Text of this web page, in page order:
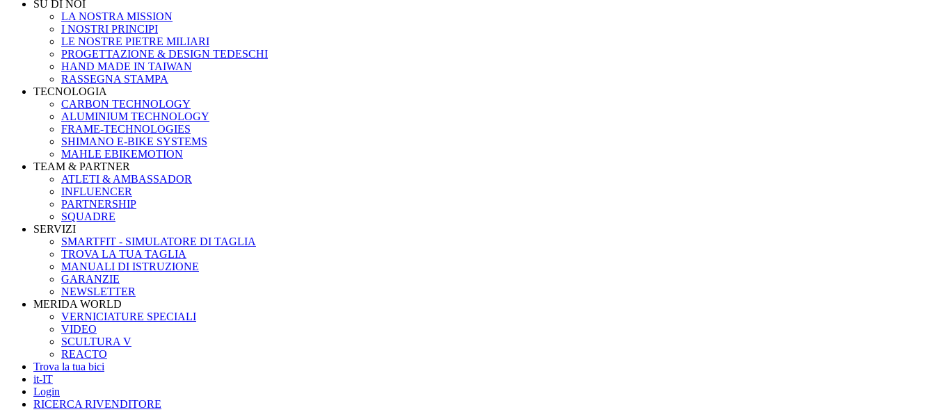
SU DI NOI
LA NOSTRA MISSION
I NOSTRI PRINCIPI
LE NOSTRE PIETRE MILIARI
PROGETTAZIONE & DESIGN TEDESCHI
HAND MADE IN TAIWAN
RASSEGNA STAMPA
TECNOLOGIA
CARBON TECHNOLOGY
ALUMINIUM TECHNOLOGY
FRAME-TECHNOLOGIES
SHIMANO E-BIKE SYSTEMS
MAHLE EBIKEMOTION
TEAM & PARTNER
ATLETI & AMBASSADOR
INFLUENCER
PARTNERSHIP
SQUADRE
SERVIZI
SMARTFIT - SIMULATORE DI TAGLIA
TROVA LA TUA TAGLIA
MANUALI DI ISTRUZIONE
GARANZIE
NEWSLETTER
MERIDA WORLD
VERNICIATURE SPECIALI
VIDEO
SCULTURA V
REACTO
Trova la tua bici
it-IT
Login
RICERCA RIVENDITORE